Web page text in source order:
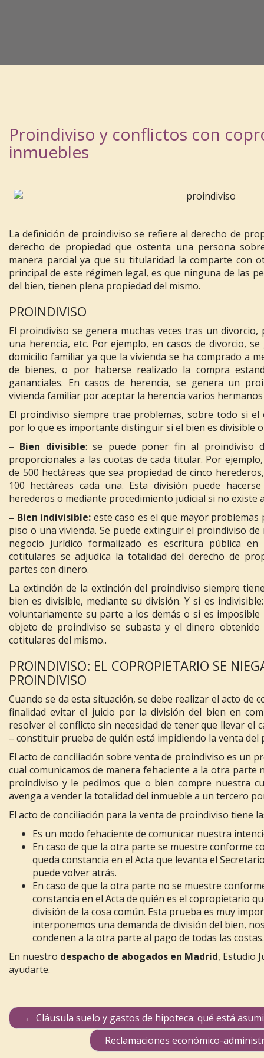
Proindiviso y conflictos con
inmuebles
La definición de proindiviso se refiere al derecho de
derecho de propiedad que ostenta una persona
manera parcial ya que su titularidad la comparte con
principal de este régimen legal, es que ninguna de las
del bien, tienen plena propiedad del mismo.
PROINDIVISO
El proindiviso se genera muchas veces tras un
una herencia, etc. Por ejemplo, en casos de divorcio,
domicilio familiar ya que la vivienda se ha comprado a
de bienes, o por haberse realizado la compra
gananciales. En casos de herencia, se genera un
vivienda familiar por aceptar la herencia varios
El proindiviso siempre trae problemas, sobre todo si el
por lo que es importante distinguir si el bien es divisible
– Bien divisible: se puede poner fin al proindiviso
proporcionales a las cuotas de cada titular. Por
de 500 hectáreas que sea propiedad de cinco
100 hectáreas cada una. Esta división puede
herederos o mediante procedimiento judicial si no existe
– Bien indivisible: este caso es el que mayor
piso o una vivienda. Se puede extinguir el proindiviso
negocio jurídico formalizado es escritura pública
cotitulares se adjudica la totalidad del derecho de
partes con dinero.
La extinción de la extinción del proindiviso siempre
bien es divisible, mediante su división. Y si es
voluntariamente su parte a los demás o si es
objeto de proindiviso se subasta y el dinero
cotitulares del mismo..
PROINDIVISO: EL COPROPIETARIO SE
PROINDIVISO
Cuando se da esta situación, se debe realizar el acto de
finalidad evitar el juicio por la división del bien en
resolver el conflicto sin necesidad de tener que llevar el
– constituir prueba de quién está impidiendo la venta del
El acto de conciliación sobre venta de proindiviso es un
cual comunicamos de manera fehaciente a la otra
proindiviso y le pedimos que o bien compre nuestra
avenga a vender la totalidad del inmueble a un tercero
El acto de conciliación para la venta de proindiviso tiene
Es un modo fehaciente de comunicar nuestra
En caso de que la otra parte se muestre conforme
queda constancia en el Acta que levanta el
puede volver atrás.
En caso de que la otra parte no se muestre
constancia en el Acta de quién es el copropietario
división de la cosa común. Esta prueba es muy
interponemos una demanda de división del bien,
condenen a la otra parte al pago de todas las costas.
En nuestro despacho de abogados en Madrid, Estudio
ayudarte.
Navegación de publicaciones
← Cláusula suelo y gastos de hipoteca: qué está
Reclamaciones económico-